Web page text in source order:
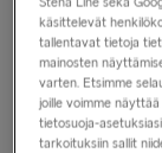
EES: uudet
EU on ottanut
nimeltä Entry/
käsittelevät
tallentavat tietoja
mainosten
varten. Etsimme
joille voimme näyttää
tietosuoja-
tarkoituksiin sallit